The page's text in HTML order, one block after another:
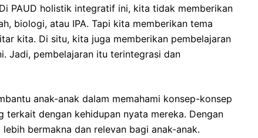
PAUD holistik integratif ini, kita tidak memberikan
biologi, atau IPA. Tapi kita memberikan tema
kita. Di situ, kita juga memberikan pembelajaran
Jadi, pembelajaran itu terintegrasi dan
anak-anak dalam memahami konsep-konsep
terkait dengan kehidupan nyata mereka. Dengan
bermakna dan relevan bagi anak-anak.